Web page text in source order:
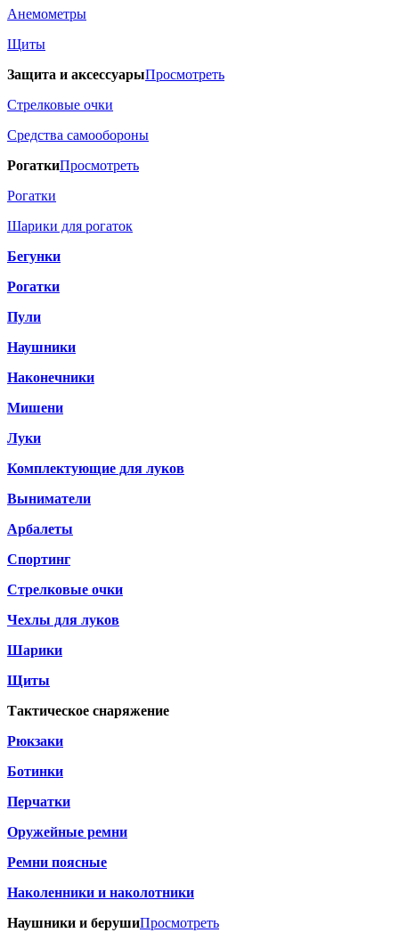
Анемометры
Щиты
Защита и аксессуарыПросмотреть
Стрелковые очки
Средства самообороны
РогаткиПросмотреть
Рогатки
Шарики для рогаток
Бегунки
Рогатки
Пули
Наушники
Наконечники
Мишени
Луки
Комплектующие для луков
Выниматели
Арбалеты
Спортинг
Стрелковые очки
Чехлы для луков
Шарики
Щиты
Тактическое снаряжение
Рюкзаки
Ботинки
Перчатки
Оружейные ремни
Ремни поясные
Наколенники и наколотники
Наушники и берушиПросмотреть